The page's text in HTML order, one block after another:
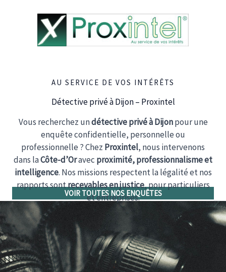
AU SERVICE DE VOS INTÉRÊTS
Détective privé à Dijon – Proxintel
Vous recherchez undétective privé à Dijonpour une
enquête confidentielle, personnelle ou
professionnelle ? Chez Proxintel, nous intervenons
dans laCôte-d’Oravec proximité, professionnalisme et
intelligence. Nos missions respectent la légalité et nos
rapports sontrecevables en justice, pour particuliers
et entreprises.
VOIR TOUTES NOS ENQUÊTES